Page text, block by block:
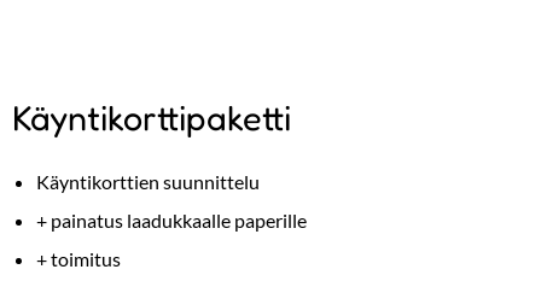
Käyntikorttipaketti
Käyntikorttien suunnittelu
+ painatus laadukkaalle paperille
+ toimitus